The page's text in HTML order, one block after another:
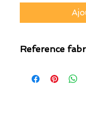
Reference